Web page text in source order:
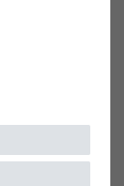
Eindruck
Ihren
Garten, auf